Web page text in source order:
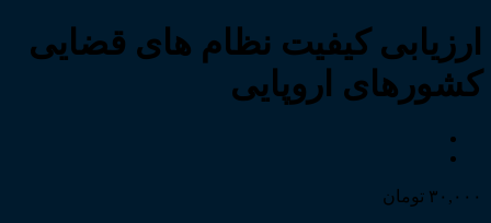
ارزیابی کیفیت نظام های قضایی
کشورهای اروپایی
۳۰,۰۰۰ تومان